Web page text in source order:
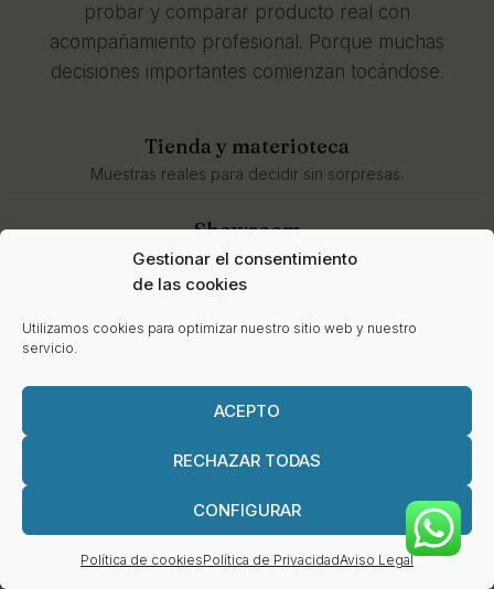
Gestionar el consentimiento
de las cookies
Utilizamos cookies para optimizar nuestro sitio web y nuestro
servicio.
ACEPTO
RECHAZAR TODAS
CONFIGURAR
Política de cookiesPolítica de PrivacidadAviso Legal
probar y comparar producto real con
acompañamiento profesional. Porque muchas
decisiones importantes comienzan tocándose.
Tienda y materioteca
Muestras reales para decidir sin sorpresas.
Showroom
Prueba sofás, butacas y confort antes de comprar.
Suministro, instalación y posventa con un solo contacto.